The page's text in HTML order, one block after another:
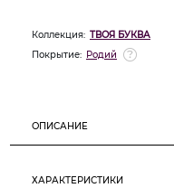
Коллекция: ТВОЯ БУКВА
Покрытие: Родий
ОПИСАНИЕ
ХАРАКТЕРИСТИКИ